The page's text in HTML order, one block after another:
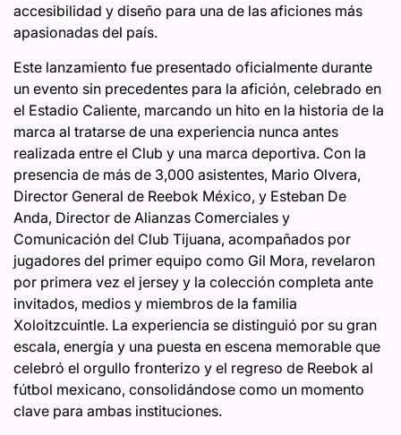
accesibilidad y diseño para una de las aficiones más
apasionadas del país.
Este lanzamiento fue presentado oficialmente durante
un evento sin precedentes para la afición, celebrado en
el Estadio Caliente, marcando un hito en la historia de la
marca al tratarse de una experiencia nunca antes
realizada entre el Club y una marca deportiva. Con la
presencia de más de 3,000 asistentes, Mario Olvera,
Director General de Reebok México, y Esteban De
Anda, Director de Alianzas Comerciales y
Comunicación del Club Tijuana, acompañados por
jugadores del primer equipo como Gil Mora, revelaron
por primera vez el jersey y la colección completa ante
invitados, medios y miembros de la familia
Xoloitzcuintle. La experiencia se distinguió por su gran
escala, energía y una puesta en escena memorable que
celebró el orgullo fronterizo y el regreso de Reebok al
fútbol mexicano, consolidándose como un momento
clave para ambas instituciones.